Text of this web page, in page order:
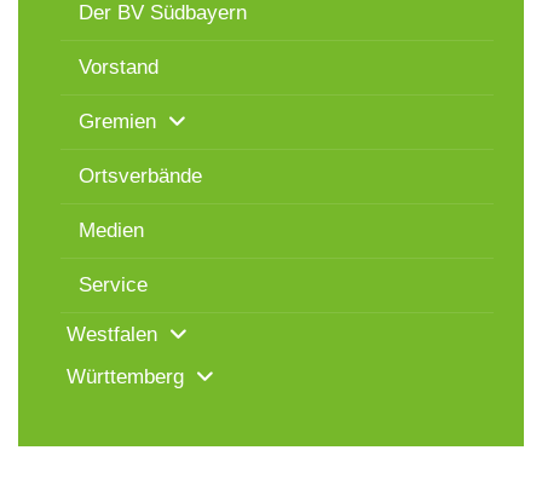
Der BV Südbayern
Vorstand
Gremien
Ortsverbände
Medien
Service
Westfalen
Württemberg